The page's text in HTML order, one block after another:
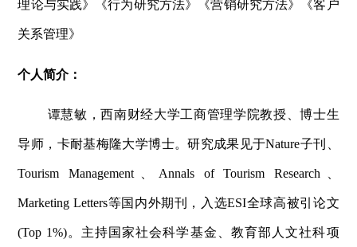
理论与实践》《行为研究方法》《营销研究方法》《客户
关系管理》
个人简介：
谭慧敏，西南财经大学工商管理学院教授、博士生
导师，卡耐基梅隆大学博士。研究成果见于Nature子刊、
Tourism Management、Annals of Tourism Research、
Marketing Letters等国内外期刊，入选ESI全球高被引论文
(Top 1%)。主持国家社会科学基金、教育部人文社科项